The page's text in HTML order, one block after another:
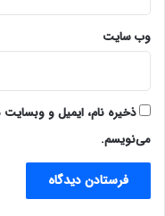
وب‌ سایت
ذخیره نام، ایمیل و وبسایت
می‌نویسم.